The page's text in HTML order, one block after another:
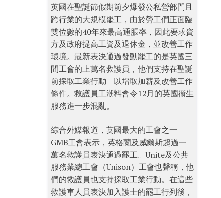
英國在聖誕節假期前夕爆發公私營部門且
跨行業的大規模罷工，由於勞工們正面臨
雙位數的40年來最高通脹率，因此要求資
方及政府提高工資及退休金，並改善工作
環境。最新表決通過發動罷工的是英國三
間工會的上萬名救護員，他們支持在聖誕
前採取工業行動，以增取加薪及改善工作
條件。救護員工潮料會令12月的英國衞生
服務進一步混亂。
綜合外媒報道，英國最大的工會之一
GMB工會表示，英格蘭及威爾斯超過一
萬名救護員表決通過罷工。Unite及公共
服務業總工會（Unison）工會也聲稱，他
們的救護員也支持採取工業行動。在這些
救護車人員表決加入護士的罷工行列後，